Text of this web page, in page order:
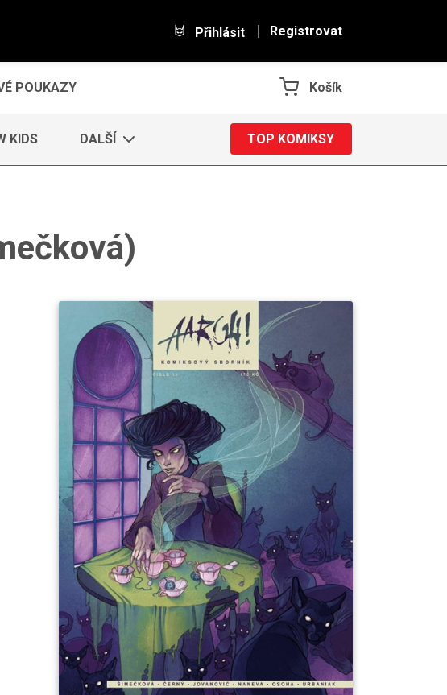
Přihlásit Registrovat
POUKAZY Košík
KIDS DALŠÍ TOP KOMIKSY